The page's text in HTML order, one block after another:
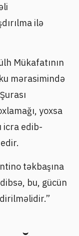
ilə
Mükafatının
mərasimində
yoxsa
icra edib-
təkbaşına
bu, gücün